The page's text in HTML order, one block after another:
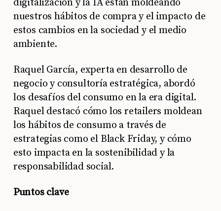
digitalización y la IA están moldeando
nuestros hábitos de compra y el impacto de
estos cambios en la sociedad y el medio
ambiente.
Raquel García, experta en desarrollo de
negocio y consultoría estratégica, abordó
los desafíos del consumo en la era digital.
Raquel destacó cómo los retailers moldean
los hábitos de consumo a través de
estrategias como el Black Friday, y cómo
esto impacta en la sostenibilidad y la
responsabilidad social.
Puntos clave